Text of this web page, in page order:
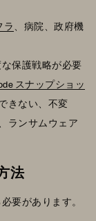
ラ、病院、政府機
保護戦略が必要
スナップショッ
きない、不変
ランサムウェア
法
要があります。